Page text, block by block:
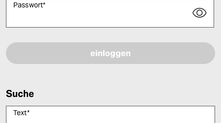
Passwort*
Suche
Text*